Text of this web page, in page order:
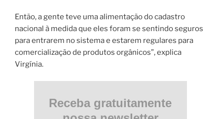
Então, a gente teve uma alimentação do cadastro
nacional à medida que eles foram se sentindo seguros
para entrarem no sistema e estarem regulares para
comercialização de produtos orgânicos”, explica
Virgínia.
Receba gratuitamente